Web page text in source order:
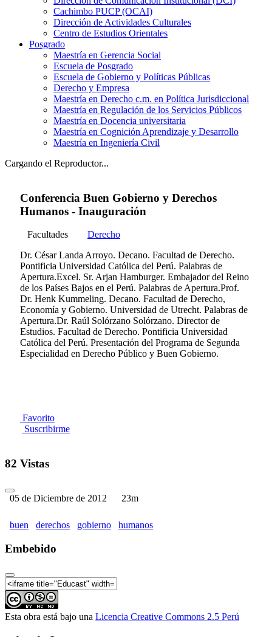
Cachimbo PUCP (OCAI)
Dirección de Actividades Culturales
Centro de Estudios Orientales
Posgrado
Maestría en Gerencia Social
Escuela de Posgrado
Escuela de Gobierno y Políticas Públicas
Derecho y Empresa
Maestría en Derecho c.m. en Política Jurisdiccional
Maestría en Regulación de los Servicios Públicos
Maestría en Docencia universitaria
Maestría en Cognición Aprendizaje y Desarrollo
Maestría en Ingeniería Civil
Cargando el Reproductor...
Conferencia Buen Gobierno y Derechos
Humanos - Inauguración
Facultades
Derecho
Dr. César Landa Arroyo. Decano. Facultad de Derecho.
Pontificia Universidad Católica del Perú. Palabras de
Apertura.Excel. Sr. Arjan Hamburger. Embajador del Reino
de los Países Bajos en el Perú. Palabras de Apertura.Prof.
Dr. Henk Kummeling. Decano. Facultad de Derecho,
Economía y Gobierno. Universidad de Utrecht. Palabras de
Apertura.Dr. Raúl Solórzano Solórzano. Director de
Estudios. Facultad de Derecho. Pontificia Universidad
Católica del Perú. Presentación del Programa de Segunda
Especialidad en Derecho Público y Buen Gobierno.
Favorito
Suscribirme
82 Vistas
05 de Diciembre de 2012 23m
buen derechos gobierno humanos
Embebido
Esta obra está bajo una Licencia Creative Commons 2.5 Perú